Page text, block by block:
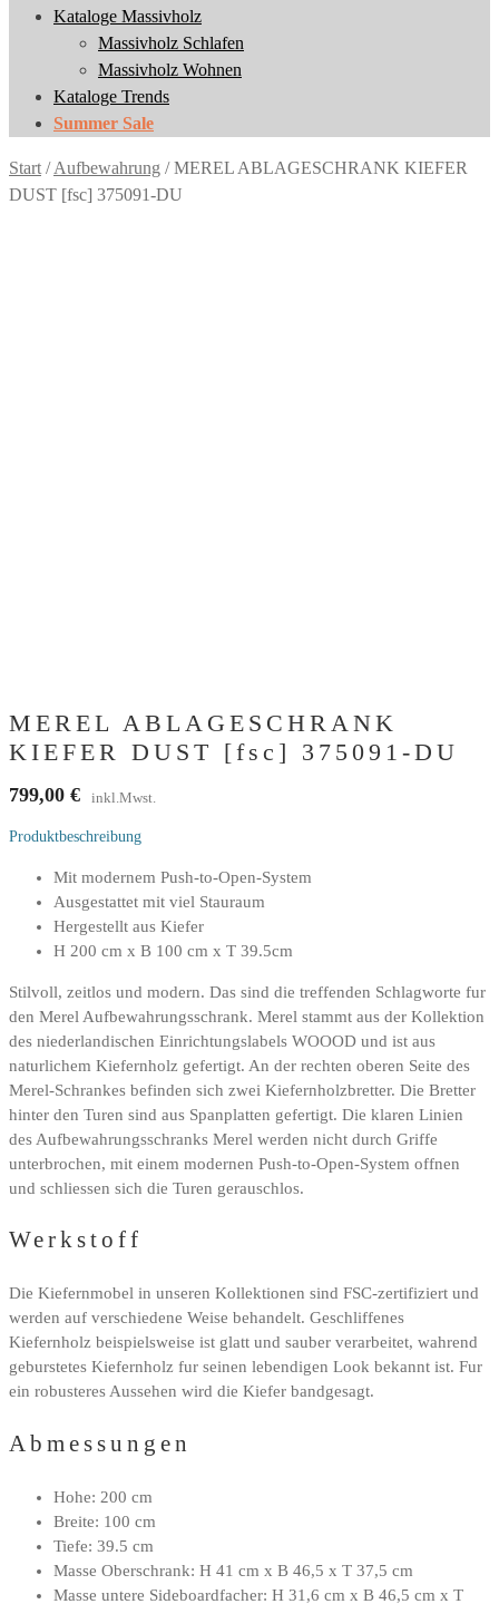
Kataloge Massivholz
Massivholz Schlafen
Massivholz Wohnen
Kataloge Trends
Summer Sale
Start /Aufbewahrung /MEREL ABLAGESCHRANK KIEFER
DUST [fsc] 375091-DU
MEREL ABLAGESCHRANK
KIEFER DUST [fsc] 375091-DU
799,00 € inkl.Mwst.
Produktbeschreibung
Mit modernem Push-to-Open-System
Ausgestattet mit viel Stauraum
Hergestellt aus Kiefer
H 200 cm x B 100 cm x T 39.5cm
Stilvoll, zeitlos und modern. Das sind die treffenden Schlagworte fur
den Merel Aufbewahrungsschrank. Merel stammt aus der Kollektion
des niederlandischen Einrichtungslabels WOOOD und ist aus
naturlichem Kiefernholz gefertigt. An der rechten oberen Seite des
Merel-Schrankes befinden sich zwei Kiefernholzbretter. Die Bretter
hinter den Turen sind aus Spanplatten gefertigt. Die klaren Linien
des Aufbewahrungsschranks Merel werden nicht durch Griffe
unterbrochen, mit einem modernen Push-to-Open-System offnen
und schliessen sich die Turen gerauschlos.
Werkstoff
Die Kiefernmobel in unseren Kollektionen sind FSC-zertifiziert und
werden auf verschiedene Weise behandelt. Geschliffenes
Kiefernholz beispielsweise ist glatt und sauber verarbeitet, wahrend
geburstetes Kiefernholz fur seinen lebendigen Look bekannt ist. Fur
ein robusteres Aussehen wird die Kiefer bandgesagt.
Abmessungen
Hohe: 200 cm
Breite: 100 cm
Tiefe: 39.5 cm
Masse Oberschrank: H 41 cm x B 46,5 x T 37,5 cm
Masse untere Sideboardfacher: H 31,6 cm x B 46,5 cm x T